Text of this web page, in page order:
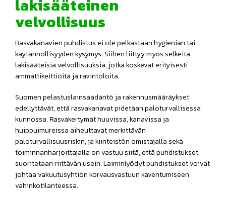
lakisääteinen
velvollisuus
Rasvakanavien puhdistus ei ole pelkästään hygienian tai
käytännöllisyyden kysymys. Siihen liittyy myös selkeitä
lakisääteisiä velvollisuuksia, jotka koskevat erityisesti
ammattikeittiöitä ja ravintoloita.
Suomen pelastuslainsäädäntö ja rakennusmääräykset
edellyttävät, että rasvakanavat pidetään paloturvallisessa
kunnossa. Rasvakertymät huuvissa, kanavissa ja
huippuimureissa aiheuttavat merkittävän
paloturvallisuusriskin, ja kiinteistön omistajalla sekä
toiminnanharjoittajalla on vastuu siitä, että puhdistukset
suoritetaan riittävän usein. Laiminlyödyt puhdistukset voivat
johtaa vakuutusyhtiön korvausvastuun kaventumiseen
vahinkotilanteessa.